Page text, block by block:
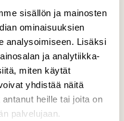
sisällön ja mainosten
ominaisuuksien
analysoimiseen. Lisäksi
ja analytiikka-
miten käytät
yhdistää näitä
heille tai joita on
palvelujaan.
heräilevät
Lohja,